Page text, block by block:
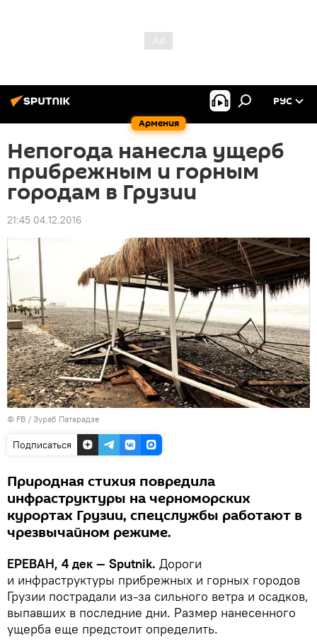
Армения
РУС
Непогода нанесла ущерб
прибрежным и горным
городам в Грузии
21:45 04.12.2016
© FB / Зураб Патарадзе
Подписаться
Природная стихия повредила
инфраструктуры на черноморских
курортах Грузии, спецслужбы работают в
чрезвычайном режиме.
ЕРЕВАН, 4 дек — Sputnik. Дороги
и инфраструктуры прибрежных и горных городов
Грузии пострадали из-за сильного ветра и осадков,
выпавших в последние дни. Размер нанесенного
ущерба еще предстоит определить.